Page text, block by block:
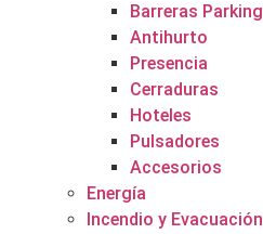
Barreras Parking
Antihurto
Presencia
Cerraduras
Hoteles
Pulsadores
Accesorios
Energía
Incendio y Evacuación